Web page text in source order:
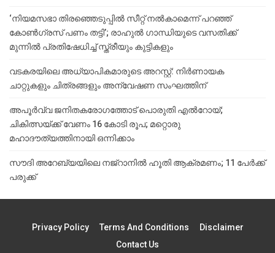
‘നിയമസഭാ തിരഞ്ഞെടുപ്പിൽ സീറ്റ് നൽകാമെന്ന് പറഞ്ഞ്
കോൺഗ്രസ് പണം തട്ടി’; രാഹുൽ ഗാന്ധിയുടെ വസതിക്ക്
മുന്നിൽ പ്രതിഷേധിച്ച് സ്ത്രീയും കുട്ടികളും
വടകരയിലെ അധ്യാപികമാരുടെ അറസ്റ്റ്: നിർണായക
ചാറ്റുകളും ചിത്രങ്ങളും അന്വേഷണ സംഘത്തിന്
അപൂര്‍വ്വ ജനിതകരോഗത്തോട് പൊരുതി എല്‍റോയ്;
ചികിത്സയ്ക്ക് വേണം 16 കോടി രൂപ; മറ്റൊരു
മഹാദൗത്യത്തിനായി ഒന്നിക്കാം
സൗദി അറേബ്യയിലെ നജ്‌റാനില്‍ ഹൂതി ആക്രമണം; 11 പേര്‍ക്ക്
പരുക്ക്
Privacy Policy Terms And Conditions
Disclaimer
Contact Us